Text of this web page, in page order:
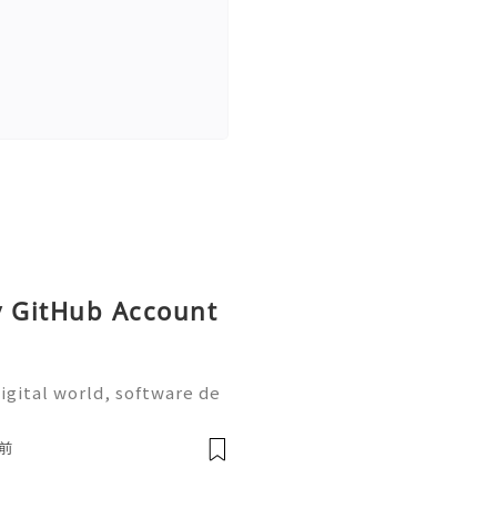
GitHub Account
world, software de
most widely used plat